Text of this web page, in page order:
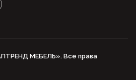
МЕБЕЛЬ». Все права